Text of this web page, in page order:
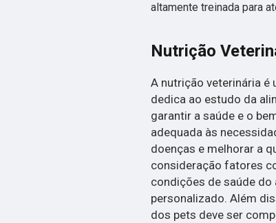
altamente treinada para
Nutrição
A nutrição veterinária é
dedica ao estudo da
garantir a saúde e o
adequada às
doenças e melhorar a
consideração fatores
condições de saúde do
personalizado. Além
dos pets deve ser